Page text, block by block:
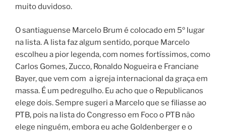
muito duvidoso.
O santiaguense Marcelo Brum é colocado em 5º lugar
na lista. A lista faz algum sentido, porque Marcelo
escolheu a pior legenda, com nomes fortíssimos, como
Carlos Gomes, Zucco, Ronaldo Nogueira e Franciane
Bayer, que vem com a igreja internacional da graça em
massa. É um pedregulho. Eu acho que o Republicanos
elege dois. Sempre sugeri a Marcelo que se filiasse ao
PTB, pois na lista do Congresso em Foco o PTB não
elege ninguém, embora eu ache Goldenberger e o